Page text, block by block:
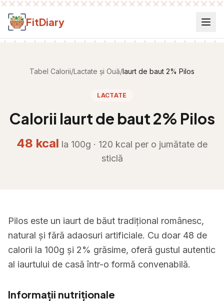
Salt la conținut
FitDiary
Tabel Calorii/Lactate și Ouă/Iaurt de baut 2% Pilos
LACTATE
Calorii Iaurt de baut 2% Pilos
48 kcal la 100g · 120 kcal per o jumătate de
sticlă
Pilos este un iaurt de băut tradițional românesc,
natural și fără adaosuri artificiale. Cu doar 48 de
calorii la 100g și 2% grăsime, oferă gustul autentic
al iaurtului de casă într-o formă convenabilă.
Informații nutriționale